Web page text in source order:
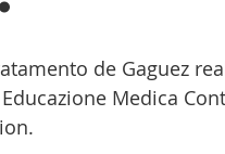
de Gaguez
Medica